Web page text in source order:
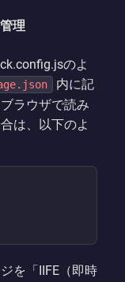
理
のよ
内に記
ラウザで読み
は、以下のよ
を「IIFE（即時